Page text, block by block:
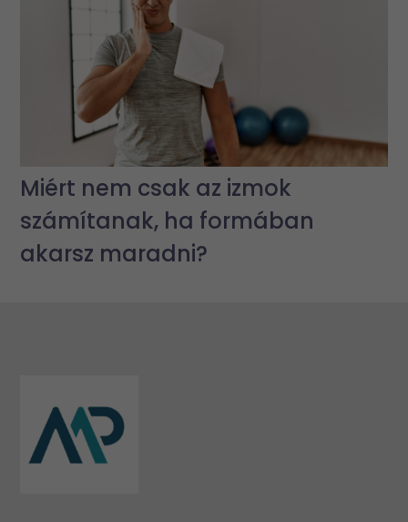
Miért nem csak az izmok
számítanak, ha formában
akarsz maradni?